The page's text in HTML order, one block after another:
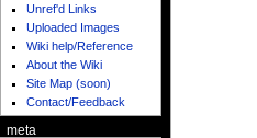
Unref'd Links
Uploaded Images
Wiki help/Reference
About the Wiki
Site Map (soon)
Contact/Feedback
meta